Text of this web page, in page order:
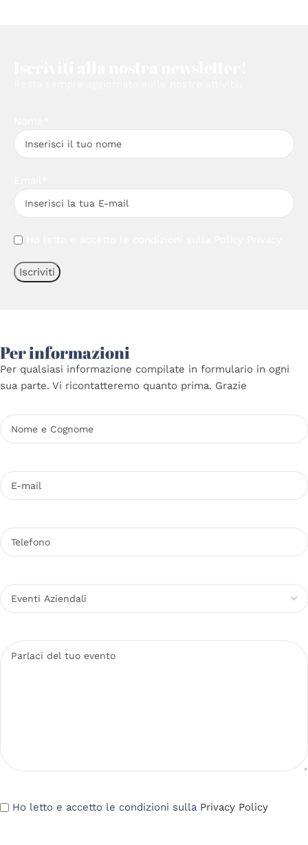
Per informazioni
Per qualsiasi informazione compilate in formulario in ogni
sua parte. Vi ricontatteremo quanto prima. Grazie
Ho letto e accetto le condizioni sulla Privacy Policy